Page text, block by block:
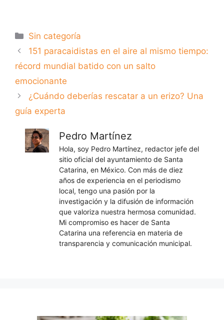
Categorías
Sin categoría
151 paracaidistas en el aire al mismo tiempo:
récord mundial batido con un salto
emocionante
¿Cuándo deberías rescatar a un erizo? Una
guía experta
Pedro Martínez
Hola, soy Pedro Martínez, redactor jefe del
sitio oficial del ayuntamiento de Santa
Catarina, en México. Con más de diez
años de experiencia en el periodismo
local, tengo una pasión por la
investigación y la difusión de información
que valoriza nuestra hermosa comunidad.
Mi compromiso es hacer de Santa
Catarina una referencia en materia de
transparencia y comunicación municipal.